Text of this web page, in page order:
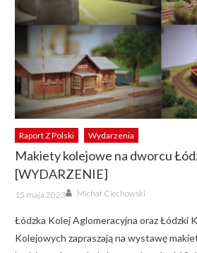
Raport Z Polski Wydarzenia
Makiety kolejowe na dworcu
[WYDARZENIE]
Posted
on
15 maja 2023 Author
Michał Ciechowski
Łódzka Kolej Aglomeracyjna oraz Łódzki
Kolejowych zapraszają na wystawę